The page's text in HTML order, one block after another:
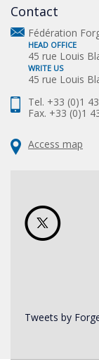
Contact
Fédération
HEAD OFFICE
45 rue Louis
WRITE US
45 rue Louis
Tel. +33 (0)1
Fax. +33 (0)1
Access map
Tweets by